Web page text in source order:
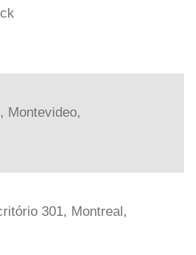
Montevideo,
301, Montreal,